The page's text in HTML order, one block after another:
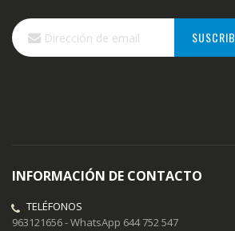
Inscríbase
a
nuestro
INFORMACIÓN DE CONTACTO
TELÉFONOS
963121656 - WhatsApp 644 752 547